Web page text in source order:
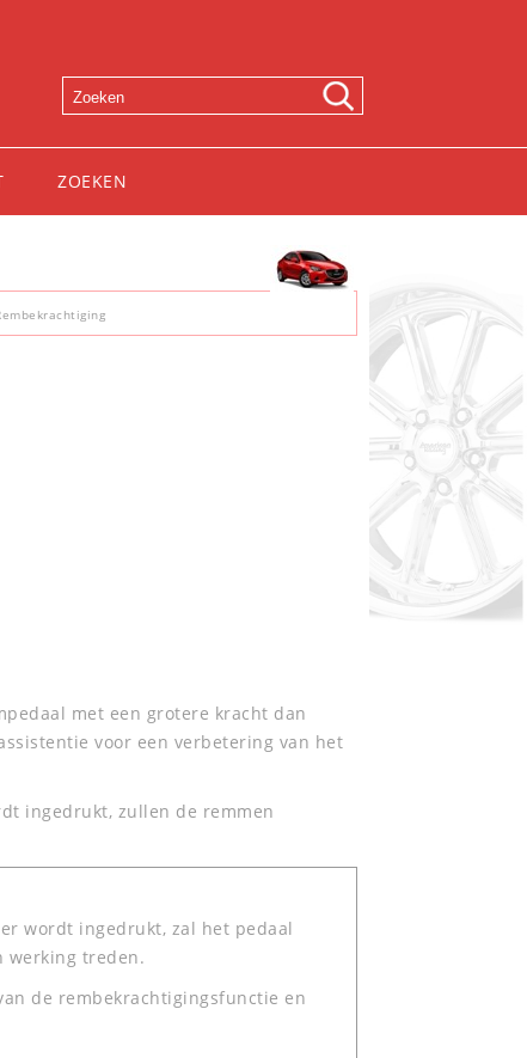
ZOEKEN
met een grotere kracht dan
voor een verbetering van het
ingedrukt, zullen de remmen
wordt ingedrukt, zal het pedaal
werking treden.
de rembekrachtigingsfunctie en